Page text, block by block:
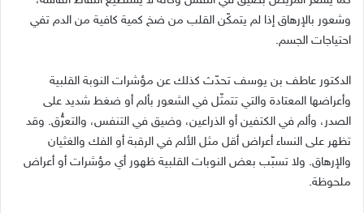
وشعور بالإرهاق إذا لم يتمكّن القلب من ضخ كمية كافية من الدم تفي
احتياجات الجسم.
الدكتور عاطف بن يوسف تحدّث كذلك عن مؤشرات النوبة القلبية
وأعراضها المعتادة والتي تتمثّل في الشعور بألم أو ضغط شديد على
الصدر، وألم في الكتفين أو الذراعين، وضيق في التنفس، والتعرُّق. وقد
تظهر على النساء أعراض أقل مثل الألم في الرقبة أو الفك والغثيان
والإرهاق. ولا تسبّب بعض النوبات القلبية ظهور أي مؤشرات أو أعراض
ملحوظة.